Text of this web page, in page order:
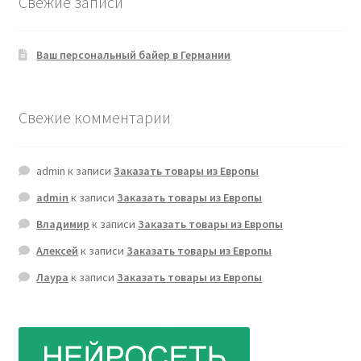
Ваш персональный байер в Германии
Свежие комментарии
admin к записиЗаказать товары из Европы
admin к записиЗаказать товары из Европы
Владимир к записиЗаказать товары из Европы
Алексей к записиЗаказать товары из Европы
Лаура к записиЗаказать товары из Европы